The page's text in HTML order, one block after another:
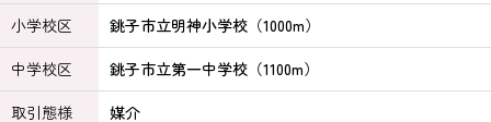
小学校区
銚子市立明神小学校（1000m）
中学校区
銚子市立第一中学校（1100m）
取引態様
媒介